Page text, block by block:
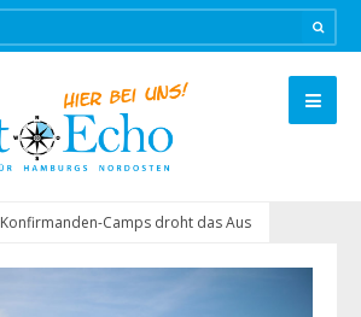
Konfirmanden-Camps droht das Aus